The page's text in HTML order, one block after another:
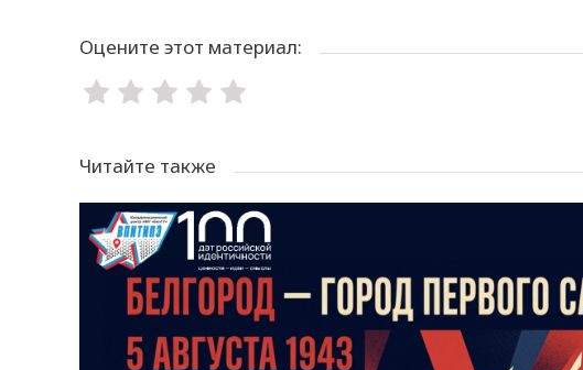
Оцените этот материал:
Читайте также